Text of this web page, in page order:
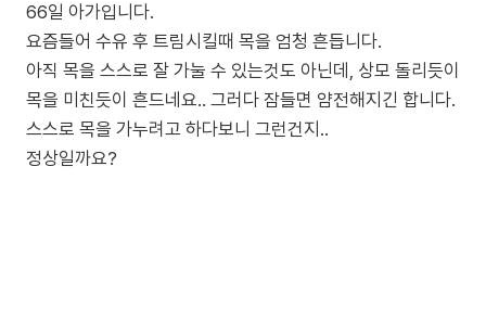
66일 아가입니다.
요즘들어 수유 후 트림시킬때 목을 엄청 흔듭니다.
아직 목을 스스로 잘 가눌 수 있는것도 아닌데, 상모 돌리듯이
목을 미친듯이 흔드네요.. 그러다 잠들면 얌전해지긴 합니다.
스스로 목을 가누려고 하다보니 그런건지..
정상일까요?